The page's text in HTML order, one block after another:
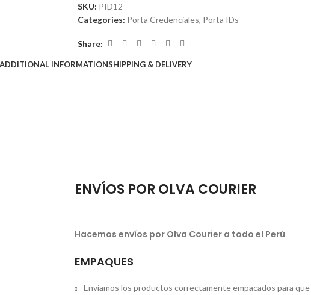
SKU: PID12
Categories: Porta Credenciales, Porta IDs
Share:
ADDITIONAL INFORMATIONSHIPPING & DELIVERY
ENVÍOS POR OLVA COURIER
Hacemos envíos por Olva Courier a todo el Perú
EMPAQUES
Enviamos los productos correctamente empacados para